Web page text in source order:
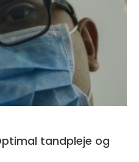
tandpleje og